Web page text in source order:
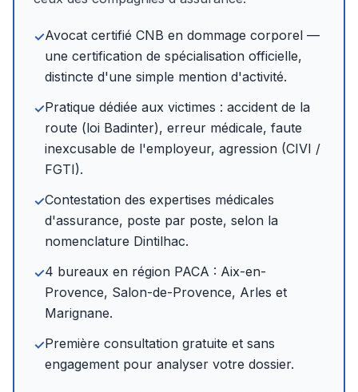
✓Avocat certifié CNB en dommage corporel —
une certification de spécialisation officielle,
distincte d'une simple mention d'activité.
✓Pratique dédiée aux victimes : accident de la
route (loi Badinter), erreur médicale, faute
inexcusable de l'employeur, agression (CIVI /
FGTI).
✓Contestation des expertises médicales
d'assurance, poste par poste, selon la
nomenclature Dintilhac.
✓4 bureaux en région PACA : Aix-en-
Provence, Salon-de-Provence, Arles et
Marignane.
✓Première consultation gratuite et sans
engagement pour analyser votre dossier.